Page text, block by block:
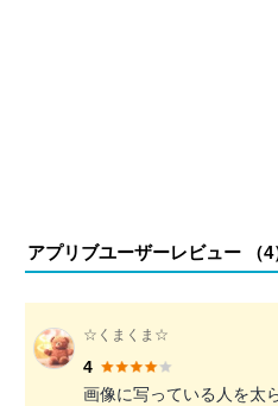
アプリブユーザーレビュー （4
☆くまくま☆
4
画像に写っている人を太